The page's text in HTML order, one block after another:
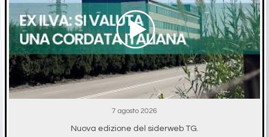
7 agosto 2026
Nuova edizione del siderweb TG.